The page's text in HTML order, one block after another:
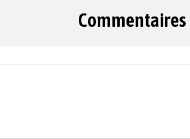
Commentaires